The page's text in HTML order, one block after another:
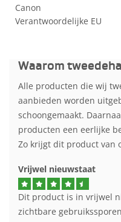
Canon
Verantwoordelijke EU
Waarom
Alle producten die wij
aanbieden worden
schoongemaakt.
producten een eerlijke
Zo krijgt dit product van
Vrijwel nieuwstaat
Dit product is in vrijwel
zichtbare